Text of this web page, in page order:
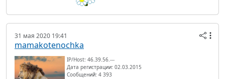
31 мая 2020 19:41
mamakotenochka
IP/Host: 46.39.56.---
Дата регистрации: 02.03.2015
Сообщений: 4 393